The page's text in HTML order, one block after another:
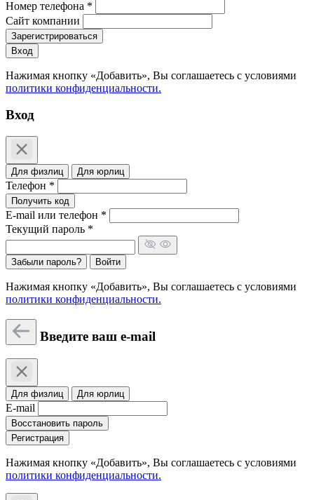
Номер телефона *
Сайт компании
Зарегистрироваться
Вход
Нажимая кнопку «Добавить», Вы соглашаетесь c условиями
политики конфиденциальности.
Вход
Для физлиц Для юрлиц
Телефон *
Получить код
E-mail или телефон *
Текущий пароль *
Забыли пароль? Войти
Нажимая кнопку «Добавить», Вы соглашаетесь c условиями
политики конфиденциальности.
Введите ваш e-mail
Для физлиц Для юрлиц
E-mail
Восстановить пароль
Регистрация
Нажимая кнопку «Добавить», Вы соглашаетесь c условиями
политики конфиденциальности.